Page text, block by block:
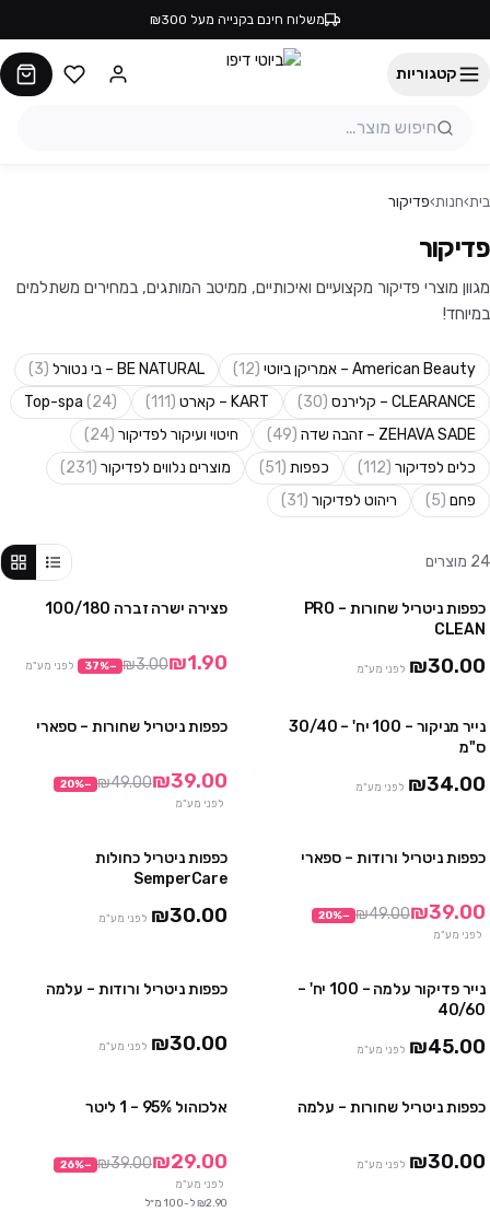
משלוח חינם בקנייה מעל ₪300
קטגוריות
בית›חנות›פדיקור
פדיקור
מגוון מוצרי פדיקור מקצועיים ואיכותיים, ממיטב המותגים, במחירים משתלמים
במיוחד!
American Beauty – אמריקן ביוטי (
12
) BE NATURAL – בי נטורל (
3
)
CLEARANCE – קלירנס
(
30
) KART – קארט (
111
)
Top-spa (24)
ZEHAVA SADE – זהבה שדה
(
49
) חיטוי ועיקור לפדיקור (
24
)
כלים לפדיקור (
112
) כפפות (
51
) מוצרים נלווים לפדיקור (
231
)
פחם (
5
) ריהוט לפדיקור (
31
)
24 מוצרים
כפפות ניטריל שחורות – PRO
CLEAN
₪30.00 לפני מע"מ
פצירה ישרה זברה 100/180
₪1.90
₪3.00
−
37% לפני מע"מ
נייר מניקור – 100 יח' – 30/40
ס"מ
₪34.00 לפני מע"מ
כפפות ניטריל שחורות – ספארי
₪39.00
₪49.00
−
20%
לפני מע"מ
כפפות ניטריל ורודות – ספארי
₪39.00
₪49.00
−
20%
לפני מע"מ
כפפות ניטריל כחולות
SemperCare
₪30.00 לפני מע"מ
נייר פדיקור עלמה – 100 יח' –
40/60
₪45.00 לפני מע"מ
כפפות ניטריל ורודות – עלמה
₪30.00 לפני מע"מ
כפפות ניטריל שחורות – עלמה
₪30.00 לפני מע"מ
אלכוהול 95% – 1 ליטר
₪29.00
₪39.00
−
26%
לפני מע"מ
₪2.90 ל-100 מ״ל